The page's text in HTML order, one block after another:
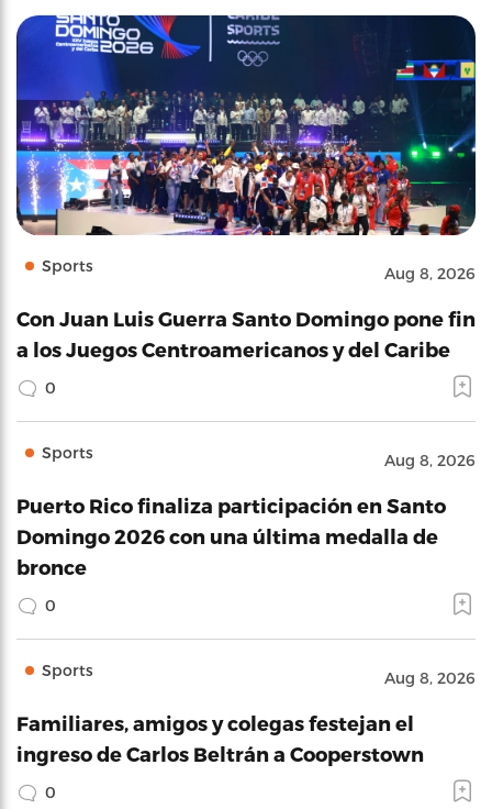
Sports Aug 8, 2026
Con Juan Luis Guerra Santo Domingo pone fin
a los Juegos Centroamericanos y del Caribe
0
Sports Aug 8, 2026
Puerto Rico finaliza participación en Santo
Domingo 2026 con una última medalla de
bronce
0
Sports Aug 8, 2026
Familiares, amigos y colegas festejan el
ingreso de Carlos Beltrán a Cooperstown
0